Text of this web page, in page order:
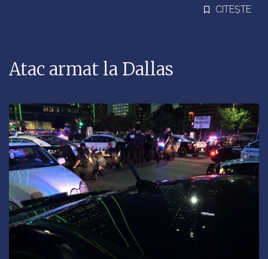
CITEȘTE
Atac armat la Dallas